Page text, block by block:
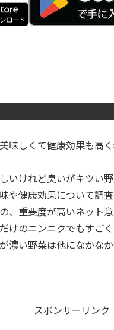
味しくて健康効果も高く
いけれど臭いがキツい
や健康効果について調
、重要度が高いネット
けのニンニクでもすご
濃い野菜は他になかな
スポンサーリンク